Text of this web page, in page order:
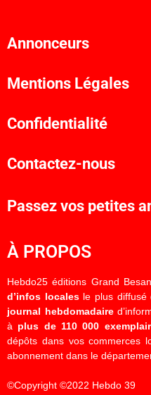
Annonceurs
Mentions Légales
Confidentialité
Contactez-nous
Passez vos petites
À PROPOS
Hebdo25 éditions Grand
d’infos localesle plus diffusé
journal hebdomadaire
à plus de 110 000
dépôts dans vos commerces
abonnement dans le
©Copyright ©2022 Hebdo 39